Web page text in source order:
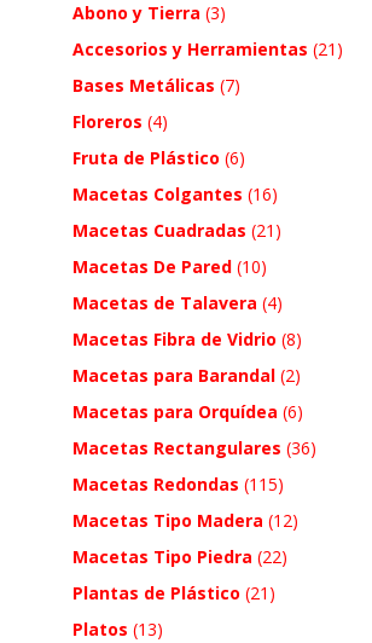
Abono y Tierra (3)
Accesorios y Herramientas (21)
Bases Metálicas (7)
Floreros (4)
Fruta de Plástico (6)
Macetas Colgantes (16)
Macetas Cuadradas (21)
Macetas De Pared (10)
Macetas de Talavera (4)
Macetas Fibra de Vidrio (8)
Macetas para Barandal (2)
Macetas para Orquídea (6)
Macetas Rectangulares (36)
Macetas Redondas (115)
Macetas Tipo Madera (12)
Macetas Tipo Piedra (22)
Plantas de Plástico (21)
Platos (13)